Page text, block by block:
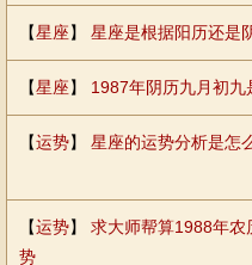
【星座】 星座是根据阳历还是
【星座】 1987年阴历九月初九
【运势】 星座的运势分析是怎
【运势】 求大师帮算1988年农
势